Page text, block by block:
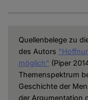
Quellenbelege zu
des Autors
möglich" (Piper
Themenspektrum
Geschichte der
der Argumentation